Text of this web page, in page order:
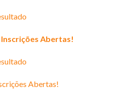
Abertas!
Abertas!